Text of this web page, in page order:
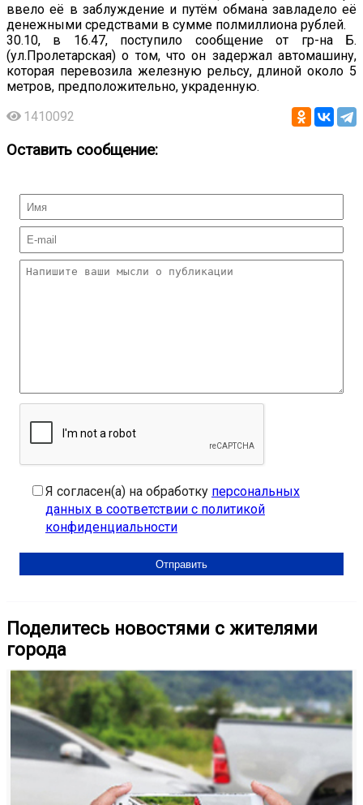
ввело её в заблуждение и путём обмана завладело её
денежными средствами в сумме полмиллиона рублей.
30.10, в 16.47, поступило сообщение от гр-на Б.
(ул.Пролетарская) о том, что он задержал автомашину,
которая перевозила железную рельсу, длиной около 5
метров, предположительно, украденную.
1410092
Оставить сообщение:
Я согласен(а) на обработку персональных
данных в соответствии с политикой
конфиденциальности
Поделитесь новостями с жителями
города